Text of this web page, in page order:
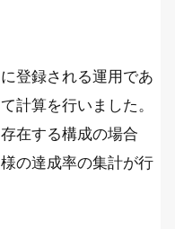
登録される運用であ
計算を行いました。
在する構成の場合
の達成率の集計が行